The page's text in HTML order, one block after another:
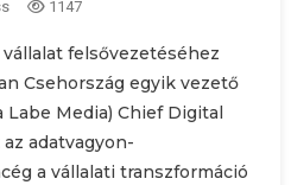
1147
felsővezetéséhez
Csehország egyik vezető
Labe Media) Chief Digital
adatvagyon-
a vállalati transzformáció